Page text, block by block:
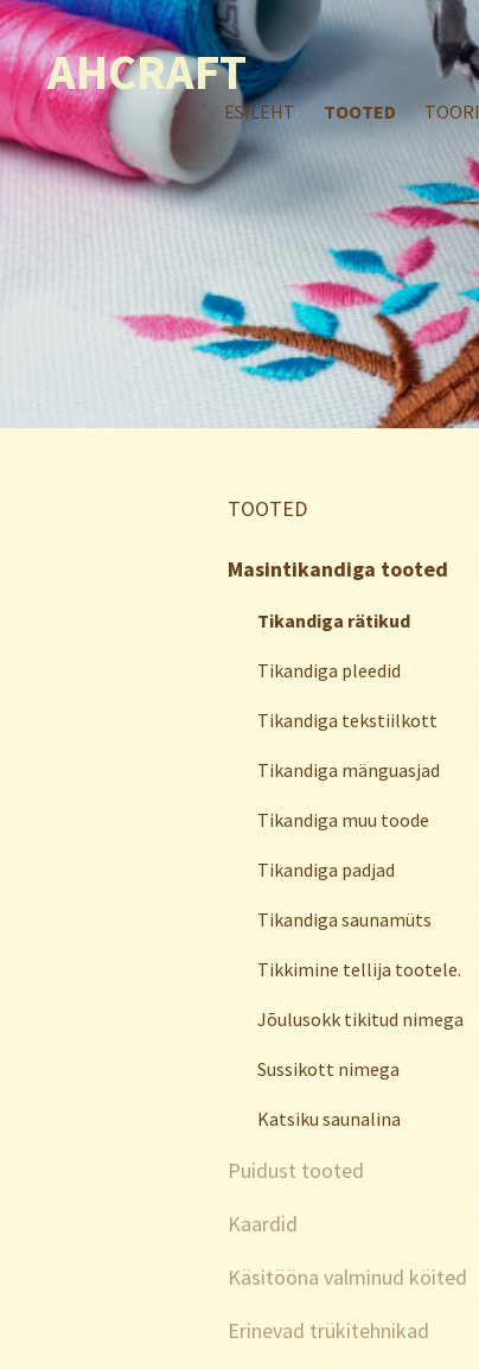
AHCRAFT
ESILEHT TOOTED
TOOTED
Masintikandiga tooted
Tikandiga rätikud
Tikandiga pleedid
Tikandiga tekstiilkott
Tikandiga mänguasjad
Tikandiga muu toode
Tikandiga padjad
Tikandiga saunamüts
Tikkimine tellija tootele.
Jõulusokk tikitud nimega
Sussikott nimega
Katsiku saunalina
Puidust tooted
Kaardid
Käsitööna valminud köited
Erinevad trükitehnikad